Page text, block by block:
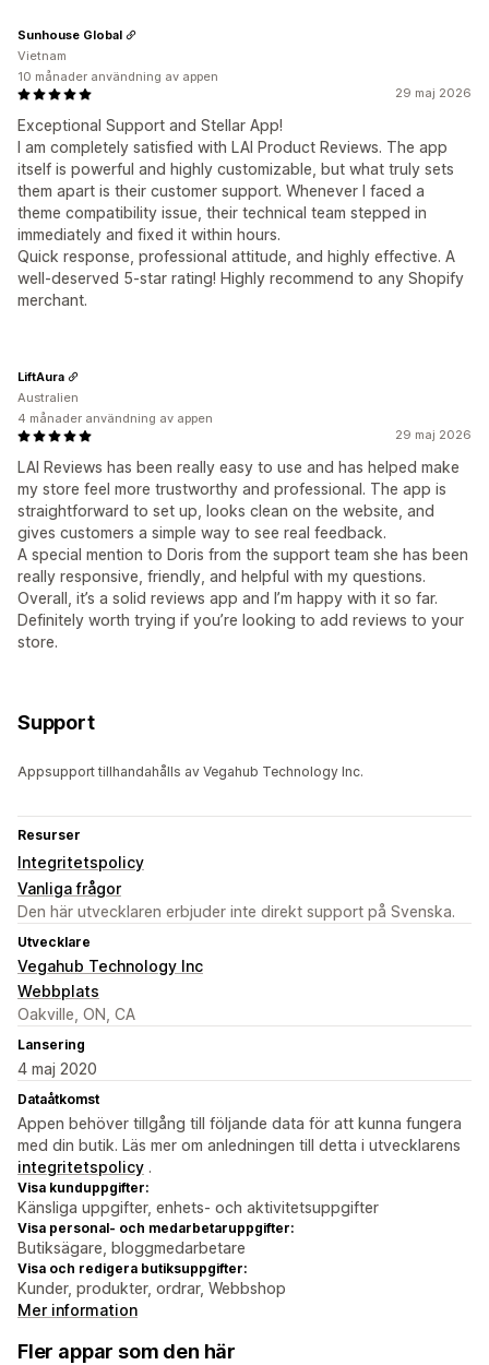
29 maj 2026
Exceptional Support and Stellar App!
I am completely satisfied with LAI Product Reviews. The app
itself is powerful and highly customizable, but what truly sets
them apart is their customer support. Whenever I faced a
theme compatibility issue, their technical team stepped in
immediately and fixed it within hours.
Quick response, professional attitude, and highly effective. A
well-deserved 5-star rating! Highly recommend to any Shopify
merchant.
Sunhouse Global
Vietnam
10 månader användning av appen
29 maj 2026
LAI Reviews has been really easy to use and has helped make
my store feel more trustworthy and professional. The app is
straightforward to set up, looks clean on the website, and
gives customers a simple way to see real feedback.
A special mention to Doris from the support team she has been
really responsive, friendly, and helpful with my questions.
Overall, it’s a solid reviews app and I’m happy with it so far.
Definitely worth trying if you’re looking to add reviews to your
store.
LiftAura
Australien
4 månader användning av appen
Support
Appsupport tillhandahålls av Vegahub Technology Inc.
Resurser
Integritetspolicy
Vanliga frågor
Den här utvecklaren erbjuder inte direkt support på Svenska.
Utvecklare
Vegahub Technology Inc
Webbplats
Oakville, ON, CA
Lansering
4 maj 2020
Dataåtkomst
Appen behöver tillgång till följande data för att kunna fungera
med din butik. Läs mer om anledningen till detta i utvecklarens
integritetspolicy .
Visa kunduppgifter:
Känsliga uppgifter, enhets- och aktivitetsuppgifter
Visa personal- och medarbetaruppgifter:
Butiksägare, bloggmedarbetare
Visa och redigera butiksuppgifter:
Kunder, produkter, ordrar, Webbshop
Mer information
Fler appar som den här